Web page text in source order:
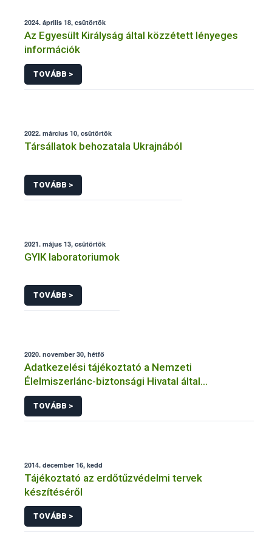
2024. április 18, csütörtök
Az Egyesült Királyság által közzétett lényeges
információk
TOVÁBB >
2022. március 10, csütörtök
Társállatok behozatala Ukrajnából
TOVÁBB >
2021. május 13, csütörtök
GYIK laboratoriumok
TOVÁBB >
2020. november 30, hétfő
Adatkezelési tájékoztató a Nemzeti
Élelmiszerlánc-biztonsági Hivatal által
üzemeltetett élelmiszerlánc-felügyeleti
információs rendszerhez (FELIR) kapcsolódó
adatkezeléséhez
TOVÁBB >
2014. december 16, kedd
Tájékoztató az erdőtűzvédelmi tervek
készítéséről
TOVÁBB >